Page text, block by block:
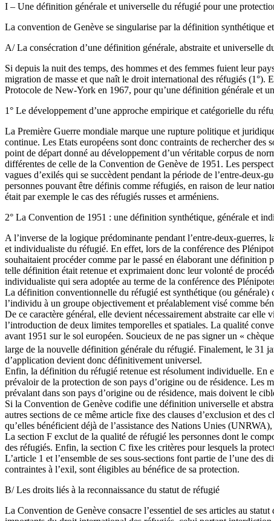
I – Une définition générale et universelle du réfugié pour une
La convention de Genève se singularise par la définition synthétique
A/ La consécration d’une définition générale, abstraite et universelle
Si depuis la nuit des temps, des hommes et des femmes fuient leur
migration de masse et que naît le droit international des réfugiés
Protocole de New-York en 1967, pour qu’une définition générale et
1° Le développement d’une approche empirique et catégorielle du
La Première Guerre mondiale marque une rupture politique et
continue. Les Etats européens sont donc contraints de rechercher
point de départ donné au développement d’un véritable corpus de
différentes de celle de la Convention de Genève de 1951. Les
vagues d’exilés qui se succèdent pendant la période de l’entre-
personnes pouvant être définis comme réfugiés, en raison de leur
était par exemple le cas des réfugiés russes et arméniens.
2° La Convention de 1951 : une définition synthétique, générale et
A l’inverse de la logique prédominante pendant l’entre-deux-
et individualiste du réfugié. En effet, lors de la conférence des
souhaitaient procéder comme par le passé en élaborant une
telle définition était retenue et exprimaient donc leur volonté de
individualiste qui sera adoptée au terme de la conférence des
La définition conventionnelle du réfugié est synthétique (ou générale)
l’individu à un groupe objectivement et préalablement visé comme
De ce caractère général, elle devient nécessairement abstraite car
l’introduction de deux limites temporelles et spatiales. La qualité
avant 1951 sur le sol européen. Soucieux de ne pas signer un «
large de la nouvelle définition générale du réfugié. Finalement, le 31
d’application devient donc définitivement universel.
Enfin, la définition du réfugié retenue est résolument individuelle. En
prévaloir de la protection de son pays d’origine ou de résidence. Les
prévalant dans son pays d’origine ou de résidence, mais doivent le
Si la Convention de Genève codifie une définition universelle et
autres sections de ce même article fixe des clauses d’exclusion et
qu’elles bénéficient déjà de l’assistance des Nations Unies
La section F exclut de la qualité de réfugié les personnes dont le
des réfugiés. Enfin, la section C fixe les critères pour lesquels la
L’article 1 et l’ensemble de ses sous-sections font partie de l’une
contraintes à l’exil, sont éligibles au bénéfice de sa protection.
B/ Les droits liés à la reconnaissance du statut de réfugié
La Convention de Genève consacre l’essentiel de ses articles au